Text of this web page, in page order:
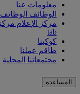
معلومات عنا
الوظائف الوظائف Opens an external link in a new tab
مركز الإعلام
tab
كوكبنا
طاقم عملنا
مجتمعاتنا المحلية
المساعدة